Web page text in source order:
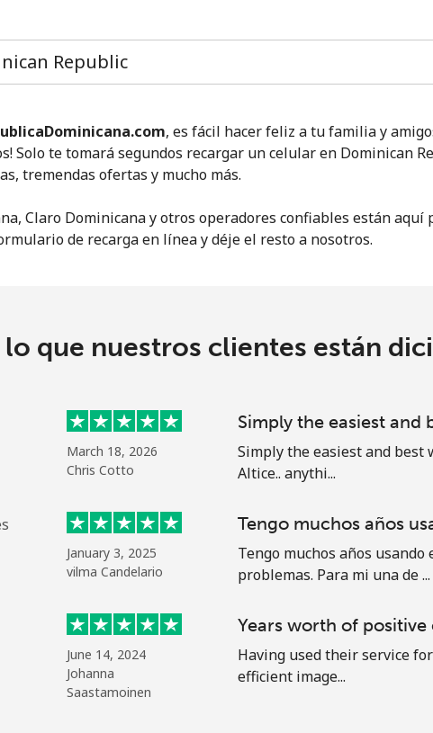
o
Mínimo 8 caracteres
Una letra mayúscula y una minúscula
Un número
Mantente en contacto para recibir nuestras mejores
ofertas.
, es fácil hacer feliz a tu familia y
Solo te tomará segundos recargar un celular en Dominican
tremendas ofertas y mucho más.
Claro Dominicana y otros operadores confiables están aquí
de recarga en línea y déje el resto a nosotros.
lo que nuestros clientes están
March 18, 2026
Chris Cotto
Simply the easiest and
Simply the easiest and best
Altice.. anythi...
January 3, 2025
vilma Candelario
Tengo muchos años
Tengo muchos años
problemas. Para mi una de ...
June 14, 2024
Johanna
Saastamoinen
Years worth of positive
Having used their service
efficient image...